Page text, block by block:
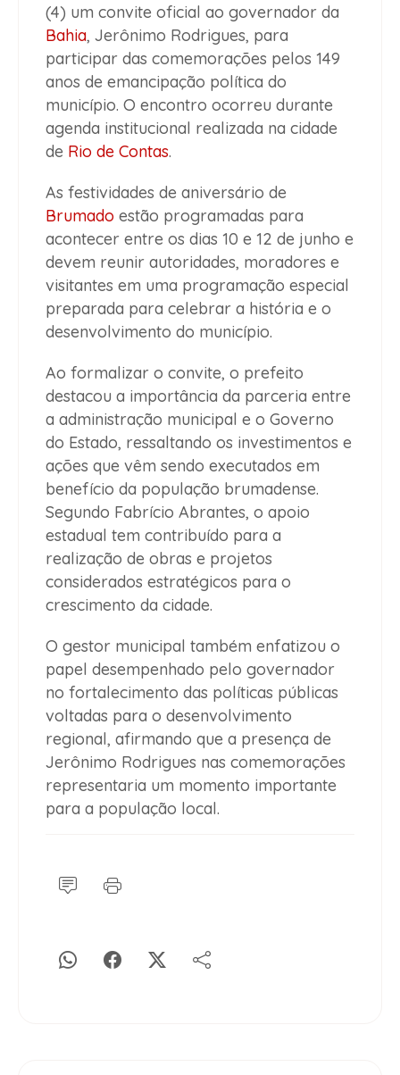
(4) um convite oficial ao governador da
Bahia, Jerônimo Rodrigues, para
participar das comemorações pelos 149
anos de emancipação política do
município. O encontro ocorreu durante
agenda institucional realizada na cidade
de Rio de Contas.
As festividades de aniversário de
Brumado estão programadas para
acontecer entre os dias 10 e 12 de junho e
devem reunir autoridades, moradores e
visitantes em uma programação especial
preparada para celebrar a história e o
desenvolvimento do município.
Ao formalizar o convite, o prefeito
destacou a importância da parceria entre
a administração municipal e o Governo
do Estado, ressaltando os investimentos e
ações que vêm sendo executados em
benefício da população brumadense.
Segundo Fabrício Abrantes, o apoio
estadual tem contribuído para a
realização de obras e projetos
considerados estratégicos para o
crescimento da cidade.
O gestor municipal também enfatizou o
papel desempenhado pelo governador
no fortalecimento das políticas públicas
voltadas para o desenvolvimento
regional, afirmando que a presença de
Jerônimo Rodrigues nas comemorações
representaria um momento importante
para a população local.